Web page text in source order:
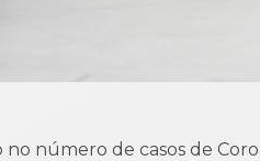
número de casos de